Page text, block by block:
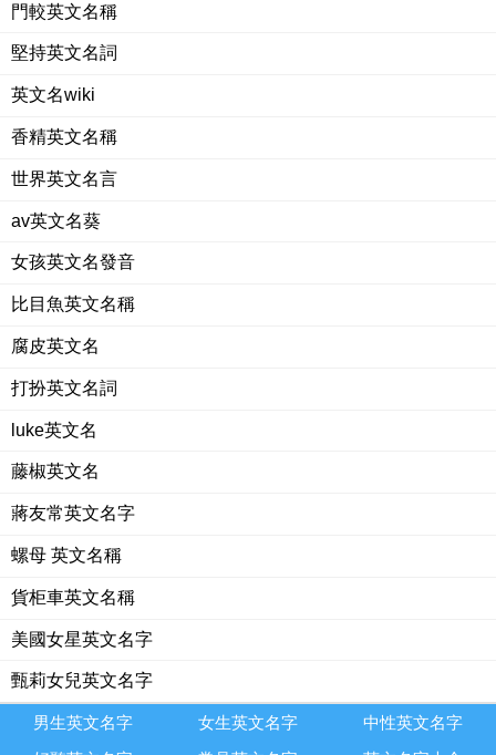
門較英文名稱
堅持英文名詞
英文名wiki
香精英文名稱
世界英文名言
av英文名葵
女孩英文名發音
比目魚英文名稱
腐皮英文名
打扮英文名詞
luke英文名
藤椒英文名
蔣友常英文名字
螺母 英文名稱
貨柜車英文名稱
美國女星英文名字
甄莉女兒英文名字
男生英文名字 女生英文名字
中性英文名字